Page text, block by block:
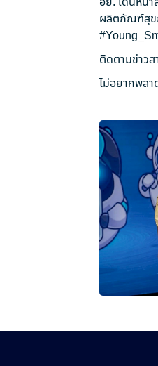
ผลิตภัณฑ์สุข
ติดตามข่าว
ไม่อยากพล